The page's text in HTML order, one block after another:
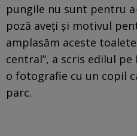
pungile nu sunt pentru
poză aveți și motivul
amplasăm aceste
central”, a scris edilul
o fotografie cu un copil
parc.